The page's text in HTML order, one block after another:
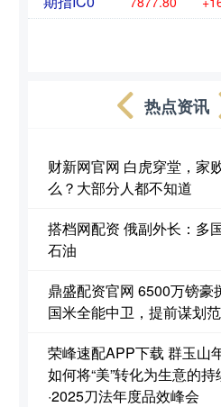
热点资讯
财新网官网 白虎穿堂，家
么？大部分人都不知道
搭档网配资 俄副外长：多
石油
鼎盛配资官网 6500万镑豪
国米全能中卫，提前谋划
荣峰速配APP下载 群玉山
如何将“美”转化为生意的
·2025刀法年度品效峰会